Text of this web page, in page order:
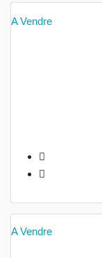
A Vendre
A Vendre